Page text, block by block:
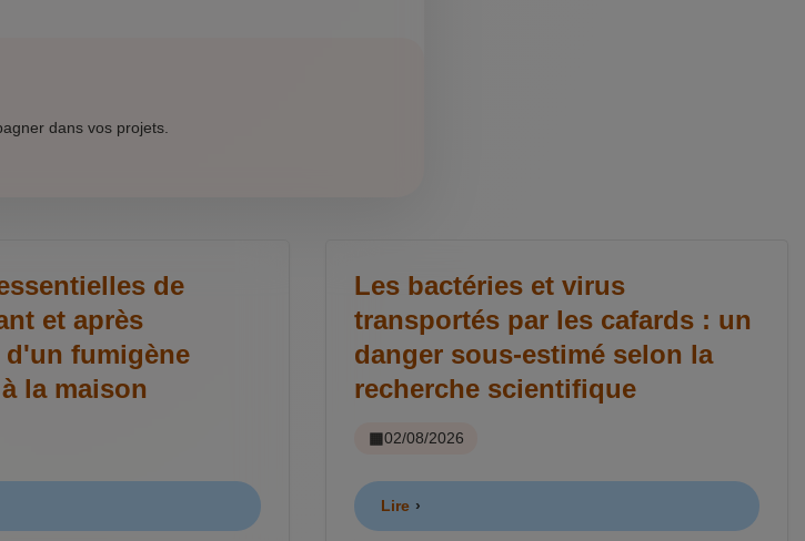
dans vos projets.
de
et après
fumigène
la maison
Les bactéries et virus
transportés par les cafards : un
danger sous-estimé selon la
recherche scientifique
02/08/2026
Lire